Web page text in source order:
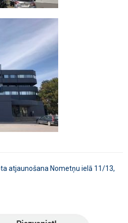
atjaunošana Nometņu ielā 11/13,